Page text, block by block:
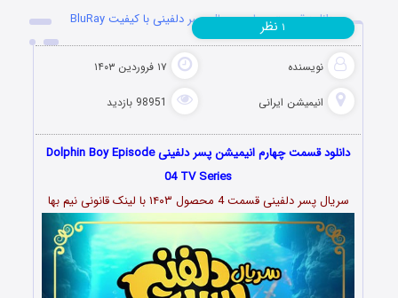
دانلود قسمت چهارم سریال پسر دلفینی با کیفیت BluRay
نویسنده ۱۷ فروردین ۱۴۰۳
انیمیشن ایرانی 98951 بازدید
۱ نظر
دانلود قسمت چهارم انیمیشن پسر دلفینی Dolphin Boy Episode
04 TV Series
سریال پسر دلفینی قسمت 4 محصول ۱۴۰۳ با لینک قانونی نیم بها